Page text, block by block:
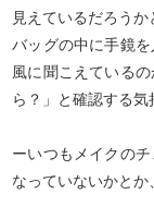
見えているだろうか
バッグの中に手鏡
風に聞こえている
ら？」と確認する気
ーいつもメイクの
なっていないかとか